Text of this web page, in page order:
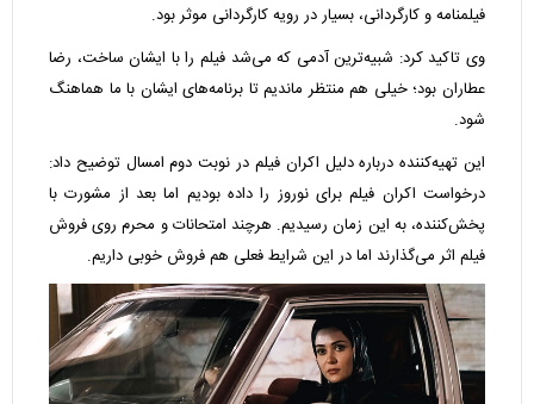
فیلمنامه و کارگردانی، بسیار در رویه کارگردانی موثر بود.
وی تاکید کرد: شبیه‌ترین آدمی که می‌شد فیلم را با ایشان ساخت، رضا
عطاران بود؛ خیلی هم منتظر ماندیم تا برنامه‌های ایشان با ما هماهنگ
شود.
این تهیه‌کننده درباره دلیل اکران فیلم در نوبت دوم امسال توضیح داد:
درخواست اکران فیلم برای نوروز را داده بودیم اما بعد از مشورت با
پخش‌کننده، به این زمان رسیدیم. هرچند امتحانات و محرم روی فروش
فیلم اثر می‌گذارند اما در این شرایط فعلی هم فروش خوبی داریم.